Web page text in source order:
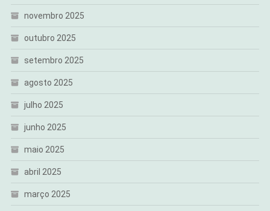
novembro 2025
outubro 2025
setembro 2025
agosto 2025
julho 2025
junho 2025
maio 2025
abril 2025
março 2025